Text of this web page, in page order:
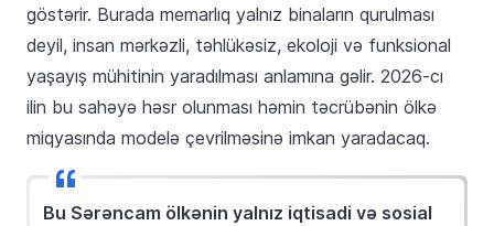
göstərir. Burada memarlıq yalnız binaların qurulması
deyil, insan mərkəzli, təhlükəsiz, ekoloji və funksional
yaşayış mühitinin yaradılması anlamına gəlir. 2026-cı
ilin bu sahəyə həsr olunması həmin təcrübənin ölkə
miqyasında modelə çevrilməsinə imkan yaradacaq.
Bu Sərəncam ölkənin yalnız iqtisadi və sosial